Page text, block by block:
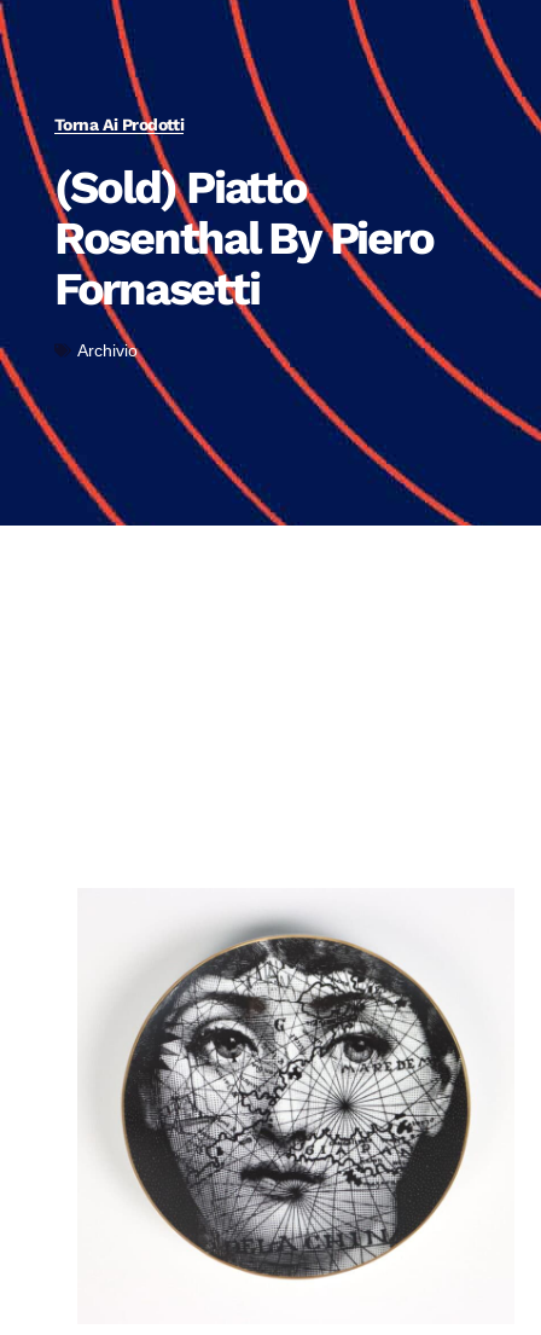
Torna Ai Prodotti
(Sold) Piatto
Rosenthal By Piero
Fornasetti
Archivio